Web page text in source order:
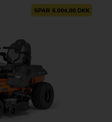
SPAR 6.004,00 DKK